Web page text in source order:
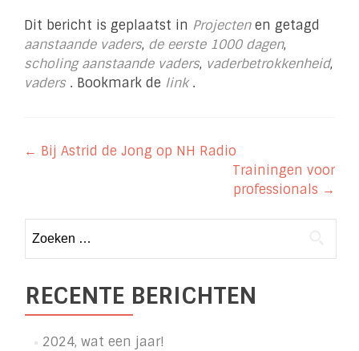
Dit bericht is geplaatst in Projectenen getagd
aanstaande vaders, de eerste 1000 dagen,
scholing aanstaande vaders, vaderbetrokkenheid,
vaders. Bookmark de link .
Berichtnavigatie
← Bij Astrid de Jong op NH Radio
Trainingen voor
professionals →
naar:
RECENTE BERICHTEN
2024, wat een jaar!